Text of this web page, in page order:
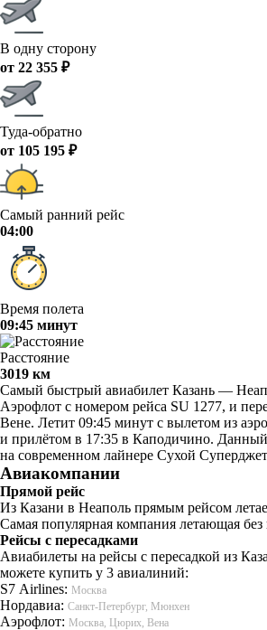
В одну сторону
от 22 355 ₽
Туда-обратно
от 105 195 ₽
Самый ранний рейс
04:00
Время полета
09:45 минут
Расстояние
3019 км
Самый быстрый авиабилет Казань —
Аэрофлот с номером рейса SU 1277, и
Вене. Летит 09:45 минут с вылетом из
и прилётом в 17:35 в Каподичино. Данный
на современном лайнере Сухой
Авиакомпании
Прямой рейс
Из Казани в Неаполь прямым рейсом
Самая популярная компания летающая без
Рейсы с пересадками
Авиабилеты на рейсы с пересадкой из
можете купить у 3 авиалиний:
S7 Airlines: Москва
Нордавиа: Санкт-Петербург, Мюнхен
Аэрофлот: Москва, Цюрих, Вена